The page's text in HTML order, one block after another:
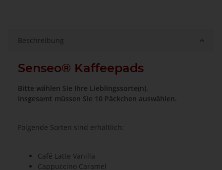
Beschreibung
Senseo® Kaffeepads
Bitte wählen Sie Ihre Lieblingssorte(n).
Insgesamt müssen Sie 10 Päckchen auswählen.
Folgende Sorten sind erhältlich:
Café Latte Vanilla
Cappuccino Caramel